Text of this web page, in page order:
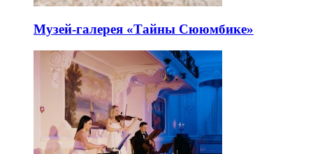
Музей-галерея «Тайны Сююмбике»